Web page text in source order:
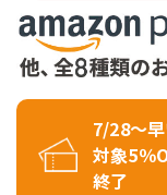
7/28～
対象5％
終了